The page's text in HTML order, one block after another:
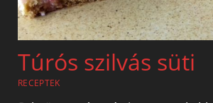
Túrós szilvás süti
RECEPTEK